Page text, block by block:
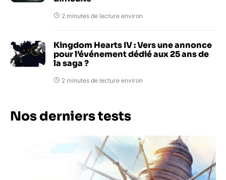
2 minutes de lecture environ
Kingdom Hearts IV : Vers une annonce
pour l’événement dédié aux 25 ans de
la saga ?
2 minutes de lecture environ
Nos derniers tests